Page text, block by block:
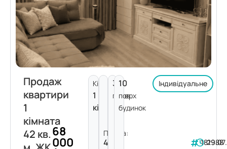
Продаж
квартири
1
кімната
42 кв.68
000
Кімнат:
1
кімната
Площа:
42
3
поверх
10
пов.
будинок
Індивідуальне
181988